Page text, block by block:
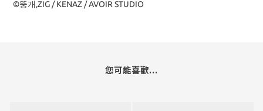
©뚱개,ZIG / KENAZ / AVOIR STUDIO
您可能喜歡...